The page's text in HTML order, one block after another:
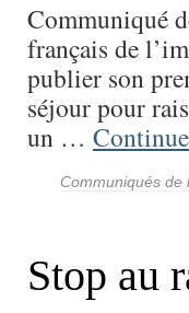
Communiqué
français de
publier son
séjour pour
un …
Communiqués de
Stop au